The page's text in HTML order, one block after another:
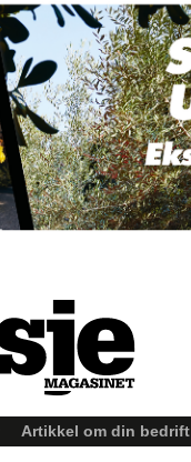
Artikkel om din bedrift